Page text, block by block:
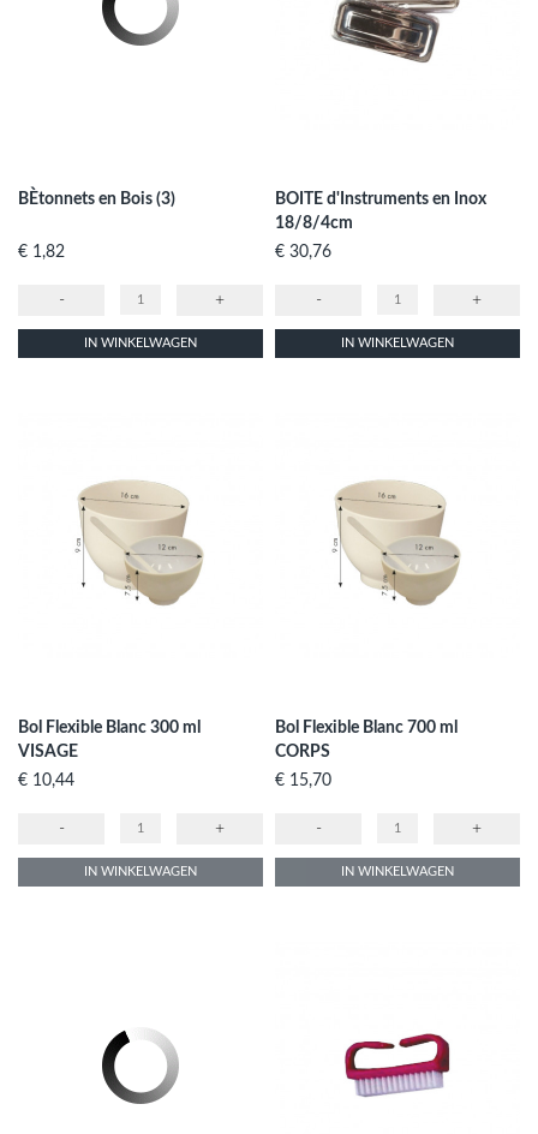
BÈtonnets en Bois (3)
Prijs
€ 1,82
- +
IN WINKELWAGEN
BOITE d'Instruments en Inox
18/8/4cm
Prijs
€ 30,76
- +
IN WINKELWAGEN
Bol Flexible Blanc 300 ml
VISAGE
Prijs
€ 10,44
- +
IN WINKELWAGEN
Bol Flexible Blanc 700 ml
CORPS
Prijs
€ 15,70
- +
IN WINKELWAGEN